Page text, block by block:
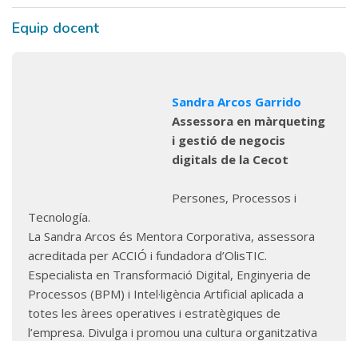
Equip docent
Sandra Arcos Garrido
Assessora en màrqueting
i gestió de negocis
digitals de la Cecot
Persones, Processos i
Tecnología.
La Sandra Arcos és Mentora Corporativa, assessora
acreditada per ACCIÓ i fundadora d’OlisTIC.
Especialista en Transformació Digital, Enginyeria de
Processos (BPM) i Intel·ligència Artificial aplicada a
totes les àrees operatives i estratègiques de
l’empresa. Divulga i promou una cultura organitzativa